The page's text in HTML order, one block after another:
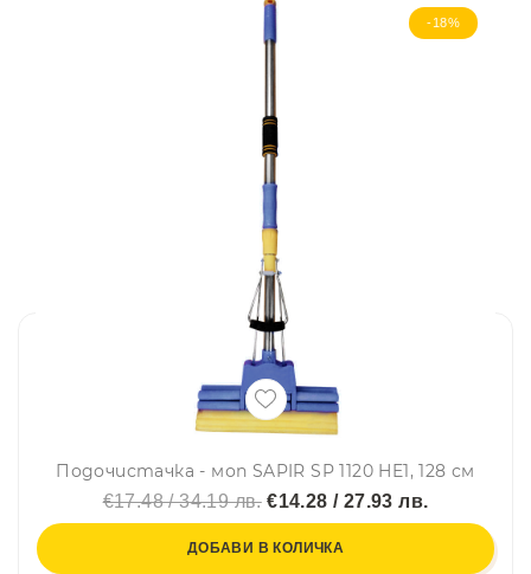
-18%
Подочистачка - моп SAPIR SP 1120 HE1, 128 см
€17.48 / 34.19 лв.€14.28 / 27.93 лв.
ДОБАВИ В КОЛИЧКА